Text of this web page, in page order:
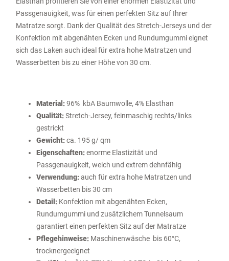
Passgenauigkeit, was für einen perfekten Sitz auf Ihrer
Matratze sorgt. Dank der Qualität des Stretch-Jerseys und der
Konfektion mit abgenähten Ecken und Rundumgummi eignet
sich das Laken auch ideal für extra hohe Matratzen und
Wasserbetten bis zu einer Höhe von 30 cm.
Material:96% kbA Baumwolle, 4% Elasthan
Qualität:Stretch-Jersey, feinmaschig rechts/links
gestrickt
Gewicht:ca. 195 g/ qm
Eigenschaften:enorme Elastizität und
Passgenauigkeit, weich und extrem dehnfähig
Verwendung:auch für extra hohe Matratzen und
Wasserbetten bis 30 cm
Detail: Konfektion mit abgenähten Ecken,
Rundumgummi und zusätzlichem Tunnelsaum
garantiert einen perfekten Sitz auf der Matratze
Pflegehinweise: Maschinenwäsche bis 60°C,
trocknergeeignet